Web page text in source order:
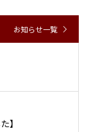
お知らせ一覧
】